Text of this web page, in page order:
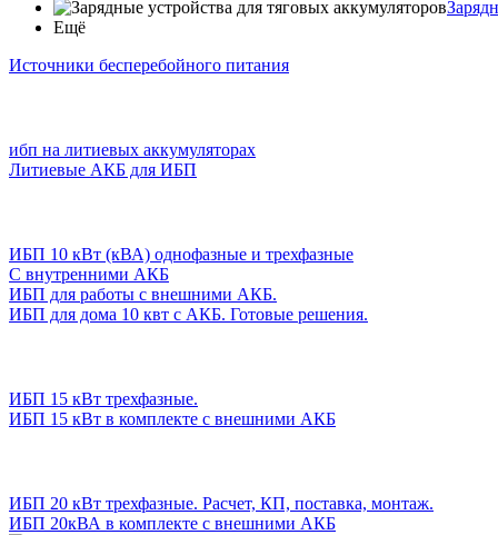
Ещё
Источники бесперебойного питания
ибп на литиевых аккумуляторах
Литиевые АКБ для ИБП
ИБП 10 кВт (кВА) однофазные и трехфазные
С внутренними АКБ
ИБП для работы с внешними АКБ.
ИБП для дома 10 квт с АКБ. Готовые решения.
ИБП 15 кВт трехфазные.
ИБП 15 кВт в комплекте с внешними АКБ
ИБП 20 кВт трехфазные. Расчет, КП, поставка, монтаж.
ИБП 20кВА в комплекте с внешними АКБ